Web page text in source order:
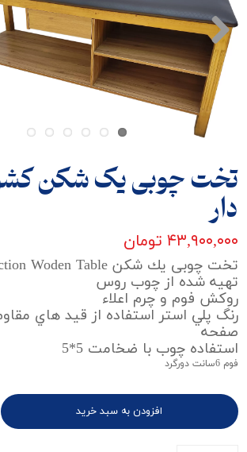
تخت چوبی یک شکن
دار
۴۳,۹۰۰,۰۰۰ تومان
تخت چوبی یك شكن Adj One Section Woden Table
تهیه شده از چوب روس
روکش فوم و چرم اعلاء
رنگ پلي استر استفاده از قيد هاي
صفحه
استفاده چوب با ضخامت 5*5
فوم 6سانت دورگرد
افزودن به سبد خرید